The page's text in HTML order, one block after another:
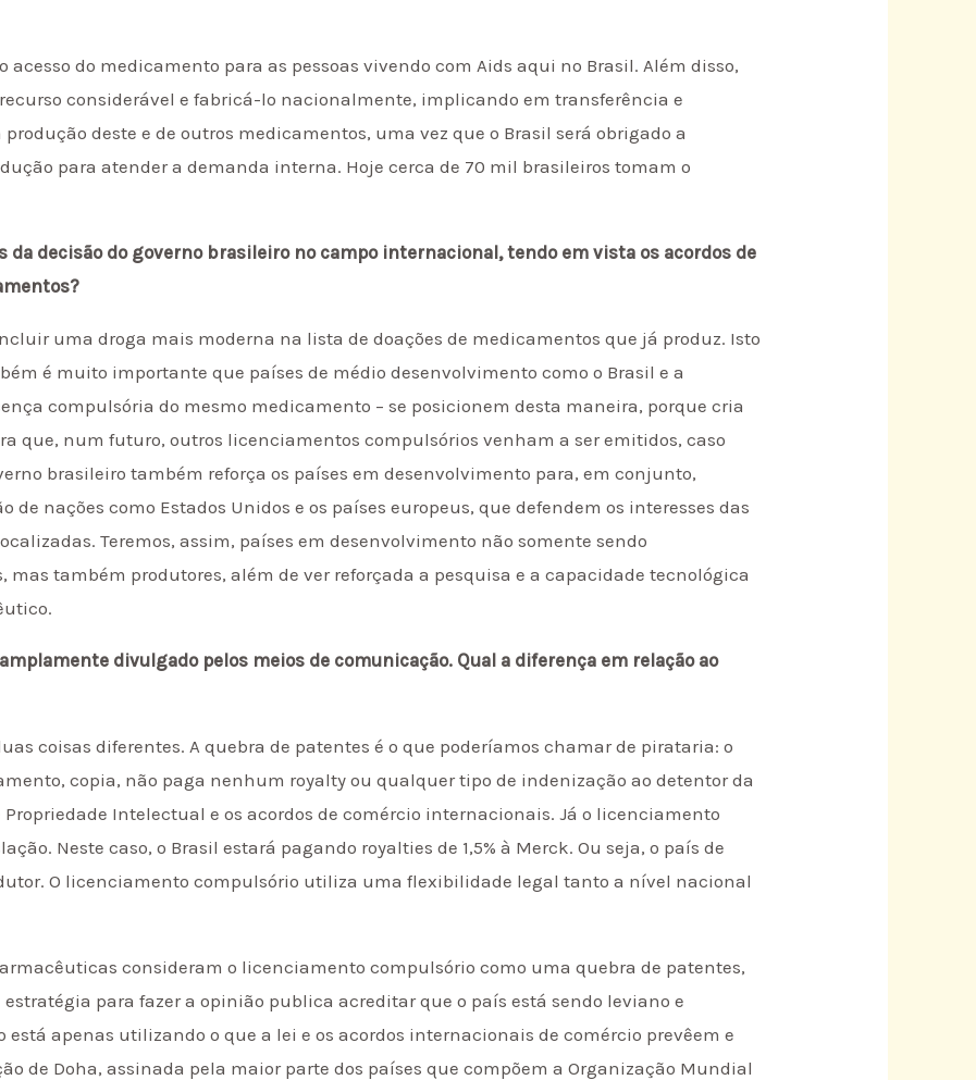
do medicamento para as pessoas vivendo com Aids aqui no Brasil. Além disso,
considerável e fabricá-lo nacionalmente, implicando em transferência e
deste e de outros medicamentos, uma vez que o Brasil será obrigado a
para atender a demanda interna. Hoje cerca de 70 mil brasileiros tomam o
da decisão do governo brasileiro no campo internacional, tendo em vista os acordos de
uma droga mais moderna na lista de doações de medicamentos que já produz. Isto
é muito importante que países de médio desenvolvimento como o Brasil e a
compulsória do mesmo medicamento – se posicionem desta maneira, porque cria
que, num futuro, outros licenciamentos compulsórios venham a ser emitidos, caso
brasileiro também reforça os países em desenvolvimento para, em conjunto,
de nações como Estados Unidos e os países europeus, que defendem os interesses das
Teremos, assim, países em desenvolvimento não somente sendo
mas também produtores, além de ver reforçada a pesquisa e a capacidade tecnológica
divulgado pelos meios de comunicação. Qual a diferença em relação ao
coisas diferentes. A quebra de patentes é o que poderíamos chamar de pirataria: o
copia, não paga nenhum royalty ou qualquer tipo de indenização ao detentor da
Propriedade Intelectual e os acordos de comércio internacionais. Já o licenciamento
Neste caso, o Brasil estará pagando royalties de 1,5% à Merck. Ou seja, o país de
O licenciamento compulsório utiliza uma flexibilidade legal tanto a nível nacional
consideram o licenciamento compulsório como uma quebra de patentes,
para fazer a opinião publica acreditar que o país está sendo leviano e
está apenas utilizando o que a lei e os acordos internacionais de comércio prevêem e
de Doha, assinada pela maior parte dos países que compõem a Organização Mundial